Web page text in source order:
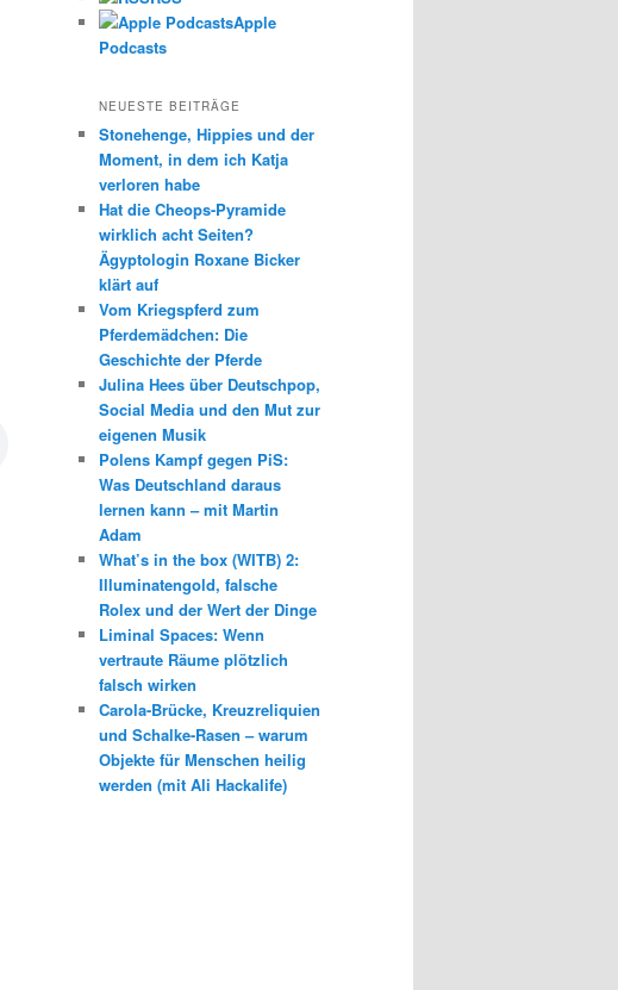
Apple
Podcasts
NEUESTE BEITRÄGE
Stonehenge, Hippies und der
Moment, in dem ich Katja
verloren habe
Hat die Cheops-Pyramide
wirklich acht Seiten?
Ägyptologin Roxane Bicker
klärt auf
Vom Kriegspferd zum
Pferdemädchen: Die
Geschichte der Pferde
Julina Hees über Deutschpop,
Social Media und den Mut zur
eigenen Musik
Polens Kampf gegen PiS:
Was Deutschland daraus
lernen kann – mit Martin
Adam
What’s in the box (WITB) 2:
Illuminatengold, falsche
Rolex und der Wert der Dinge
Liminal Spaces: Wenn
vertraute Räume plötzlich
falsch wirken
Carola-Brücke, Kreuzreliquien
und Schalke-Rasen – warum
Objekte für Menschen heilig
werden (mit Ali Hackalife)